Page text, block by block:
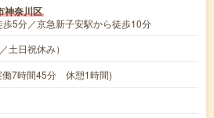
神奈川区
5分／京急新子安駅から徒歩10分
土日祝休み）
働7時間45分 休憩1時間)